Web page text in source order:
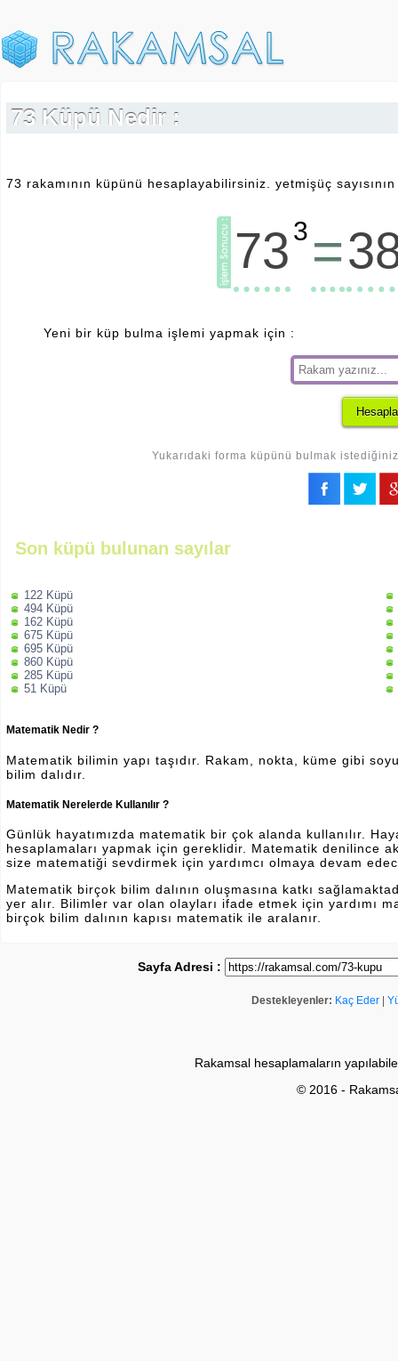
73 Küpü Nedir :
73 rakamının küpünü hesaplayabilirsiniz. yetmişüç
73 3 =
Yeni bir küp bulma işlemi yapmak için :
Yukarıdaki forma küpünü bulmak
Son küpü bulunan sayılar
122 Küpü
494 Küpü
162 Küpü
675 Küpü
695 Küpü
860 Küpü
285 Küpü
51 Küpü
Matematik Nedir ?
Matematik bilimin yapı taşıdır. Rakam, nokta, küme gibi
bilim dalıdır.
Matematik Nerelerde Kullanılır ?
Günlük hayatımızda matematik bir çok alanda kullanılır.
hesaplamaları yapmak için gereklidir. Matematik denilince
size matematiği sevdirmek için yardımcı olmaya devam
Matematik birçok bilim dalının oluşmasına katkı
yer alır. Bilimler var olan olayları ifade etmek için yardımı
birçok bilim dalının kapısı matematik ile aralanır.
Sayfa Adresi :
Destekleyenler: Kaç Eder
Rakamsal hesaplamaların
© 2016 -